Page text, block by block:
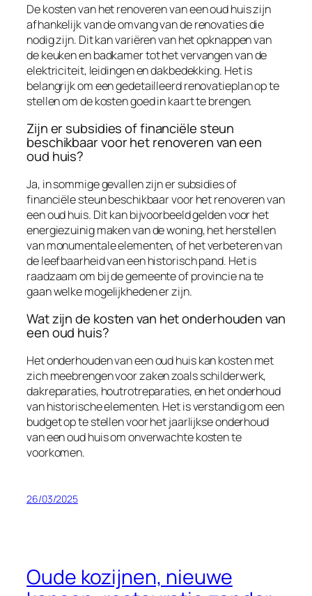
De kosten van het renoveren van een oud huis zijn
afhankelijk van de omvang van de renovaties die
nodig zijn. Dit kan variëren van het opknappen van
de keuken en badkamer tot het vervangen van de
elektriciteit, leidingen en dakbedekking. Het is
belangrijk om een gedetailleerd renovatieplan op te
stellen om de kosten goed in kaart te brengen.
Zijn er subsidies of financiële steun
beschikbaar voor het renoveren van een
oud huis?
Ja, in sommige gevallen zijn er subsidies of
financiële steun beschikbaar voor het renoveren van
een oud huis. Dit kan bijvoorbeeld gelden voor het
energiezuinig maken van de woning, het herstellen
van monumentale elementen, of het verbeteren van
de leefbaarheid van een historisch pand. Het is
raadzaam om bij de gemeente of provincie na te
gaan welke mogelijkheden er zijn.
Wat zijn de kosten van het onderhouden van
een oud huis?
Het onderhouden van een oud huis kan kosten met
zich meebrengen voor zaken zoals schilderwerk,
dakreparaties, houtrotreparaties, en het onderhoud
van historische elementen. Het is verstandig om een
budget op te stellen voor het jaarlijkse onderhoud
van een oud huis om onverwachte kosten te
voorkomen.
26/03/2025
Oude kozijnen, nieuwe